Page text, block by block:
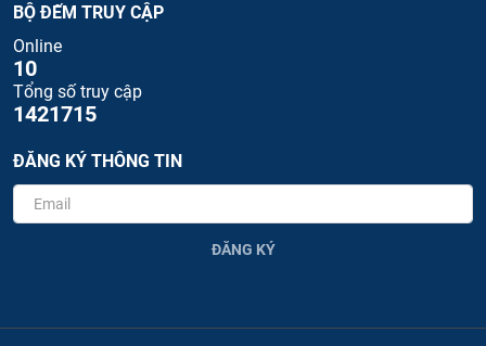
BỘ ĐẾM TRUY CẬP
Online
10
Tổng số truy cập
1421715
ĐĂNG KÝ THÔNG TIN
ĐĂNG KÝ